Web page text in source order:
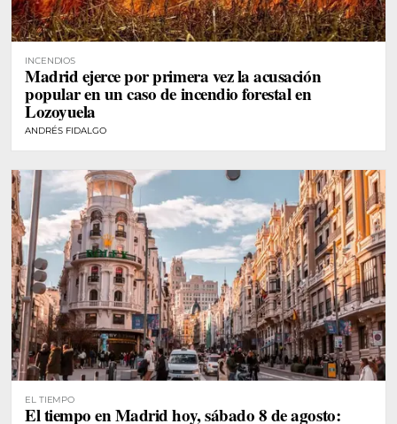
INCENDIOS
Madrid ejerce por primera vez la acusación
popular en un caso de incendio forestal en
Lozoyuela
ANDRÉS FIDALGO
EL TIEMPO
El tiempo en Madrid hoy, sábado 8 de agosto: